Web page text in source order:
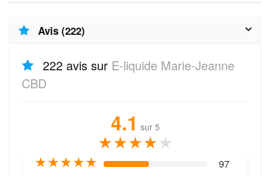
Avis (222)
222 avis sur E-liquide Marie-Jeanne
CBD
4.1 sur 5
★★★★★
★★★★★ 97